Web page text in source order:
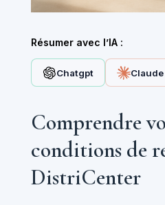
Résumer avec l’IA :
Chatgpt Claude
Comprendre
conditions de
DistriCenter